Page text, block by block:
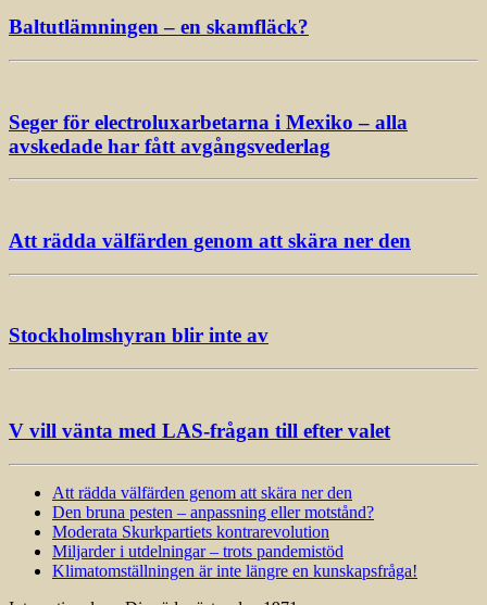
Baltutlämningen – en skamfläck?
Seger för electroluxarbetarna i Mexiko – alla
avskedade har fått avgångsvederlag
Att rädda välfärden genom att skära ner den
Stockholmshyran blir inte av
V vill vänta med LAS-frågan till efter valet
Att rädda välfärden genom att skära ner den
Den bruna pesten – anpassning eller motstånd?
Moderata Skurkpartiets kontrarevolution
Miljarder i utdelningar – trots pandemistöd
Klimatomställningen är inte längre en kunskapsfråga!